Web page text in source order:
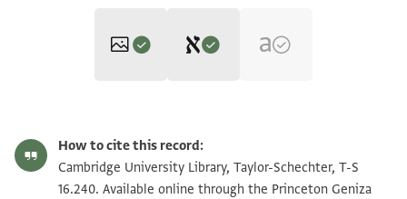
S. D. Goitein's unpublished edition (1950–85).
Recto
] מודעי[ן
T-S 16.240 1v
How to cite this record:
Cambridge University Library, Taylor-Schechter, T-S
16.240. Available online through the Princeton Geniza